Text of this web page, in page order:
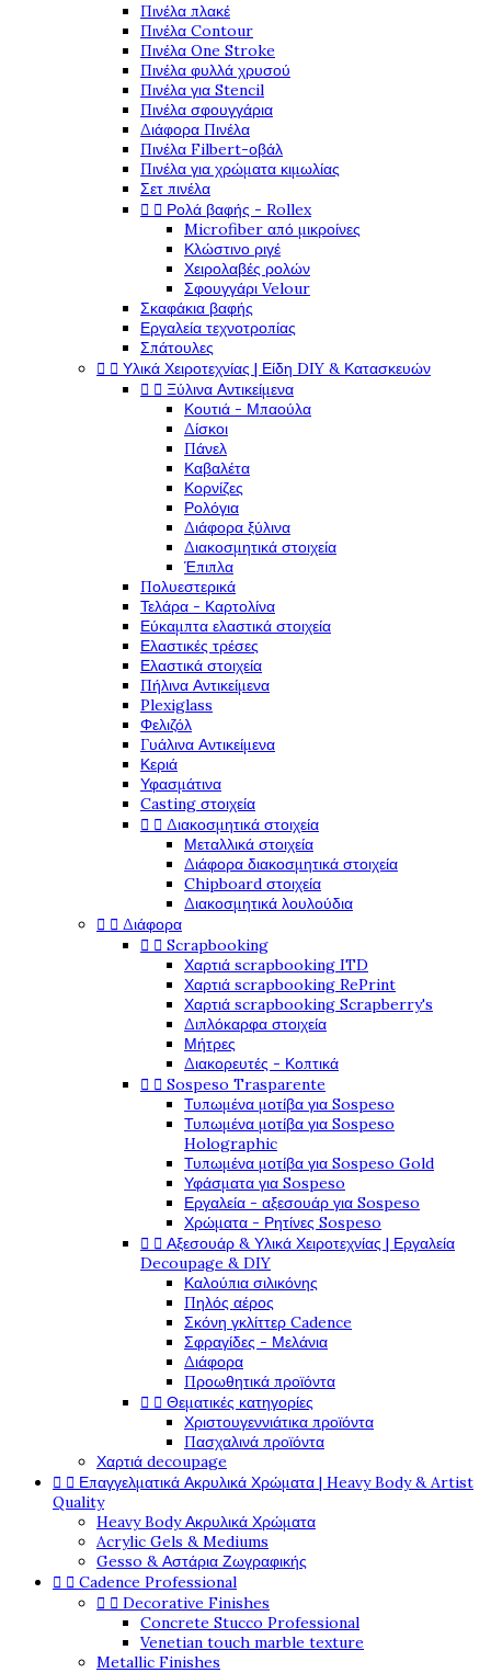
Πινέλα πλακέ
Πινέλα Contour
Πινέλα One Stroke
Πινέλα φυλλά χρυσού
Πινέλα για Stencil
Πινέλα σφουγγάρια
Διάφορα Πινέλα
Πινέλα Filbert-οβάλ
Πινέλα για χρώματα κιμωλίας
Σετ πινέλα
  Ρολά βαφής - Rollex
Microfiber από μικροίνες
Κλώστινο ριγέ
Χειρολαβές ρολών
Σφουγγάρι Velour
Σκαφάκια βαφής
Εργαλεία τεχνοτροπίας
Σπάτουλες
  Υλικά Χειροτεχνίας | Είδη DIY & Κατασκευών
  Ξύλινα Αντικείμενα
Κουτιά - Μπαούλα
Δίσκοι
Πάνελ
Καβαλέτα
Κορνίζες
Ρολόγια
Διάφορα ξύλινα
Διακοσμητικά στοιχεία
Έπιπλα
Πολυεστερικά
Τελάρα - Καρτολίνα
Εύκαμπτα ελαστικά στοιχεία
Ελαστικές τρέσες
Ελαστικά στοιχεία
Πήλινα Αντικείμενα
Plexiglass
Φελιζόλ
Γυάλινα Αντικείμενα
Κεριά
Υφασμάτινα
Casting στοιχεία
  Διακοσμητικά στοιχεία
Μεταλλικά στοιχεία
Διάφορα διακοσμητικά στοιχεία
Chipboard στοιχεία
Διακοσμητικά λουλούδια
  Διάφορα
  Scrapbooking
Χαρτιά scrapbooking ITD
Χαρτιά scrapbooking RePrint
Χαρτιά scrapbooking Scrapberry's
Διπλόκαρφα στοιχεία
Μήτρες
Διακορευτές - Κοπτικά
  Sospeso Trasparente
Τυπωμένα μοτίβα για Sospeso
Τυπωμένα μοτίβα για Sospeso
Holographic
Τυπωμένα μοτίβα για Sospeso Gold
Υφάσματα για Sospeso
Εργαλεία - αξεσουάρ για Sospeso
Χρώματα - Ρητίνες Sospeso
  Αξεσουάρ & Υλικά Χειροτεχνίας | Εργαλεία
Decoupage & DIY
Καλούπια σιλικόνης
Πηλός αέρος
Σκόνη γκλίττερ Cadence
Σφραγίδες - Μελάνια
Διάφορα
Προωθητικά προϊόντα
  Θεματικές κατηγορίες
Χριστουγεννιάτικα προϊόντα
Πασχαλινά προϊόντα
Χαρτιά decoupage
  Επαγγελματικά Ακρυλικά Χρώματα | Heavy Body & Artist
Quality
Heavy Body Ακρυλικά Χρώματα
Acrylic Gels & Mediums
Gesso & Αστάρια Ζωγραφικής
  Cadence Professional
  Decorative Finishes
Concrete Stucco Professional
Venetian touch marble texture
Metallic Finishes